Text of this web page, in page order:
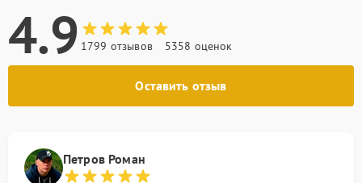
4.9 1799 отзывов 5358 оценок
Оставить отзыв
Петров Роман